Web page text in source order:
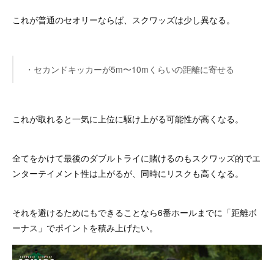
これが普通のセオリーならば、スクワッズは少し異なる。
・セカンドキッカーが5m〜10mくらいの距離に寄せる
これが取れると一気に上位に駆け上がる可能性が高くなる。
全てをかけて最後のダブルトライに賭けるのもスクワッズ的でエ
ンターテイメント性は上がるが、同時にリスクも高くなる。
それを避けるためにもできることなら6番ホールまでに「距離ボ
ーナス」でポイントを積み上げたい。